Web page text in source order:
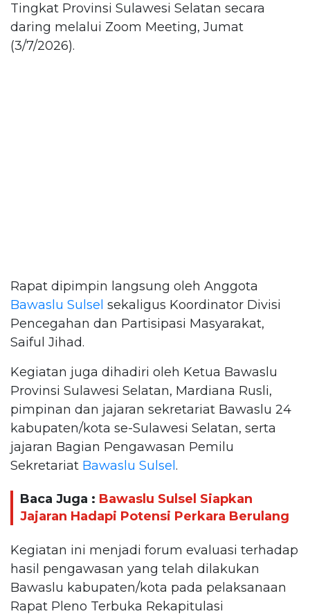
Tingkat Provinsi Sulawesi Selatan secara
daring melalui Zoom Meeting, Jumat
(3/7/2026).
Rapat dipimpin langsung oleh Anggota
Bawaslu Sulsel sekaligus Koordinator Divisi
Pencegahan dan Partisipasi Masyarakat,
Saiful Jihad.
Kegiatan juga dihadiri oleh Ketua Bawaslu
Provinsi Sulawesi Selatan, Mardiana Rusli,
pimpinan dan jajaran sekretariat Bawaslu 24
kabupaten/kota se-Sulawesi Selatan, serta
jajaran Bagian Pengawasan Pemilu
Sekretariat Bawaslu Sulsel .
Baca Juga : Bawaslu Sulsel Siapkan
Jajaran Hadapi Potensi Perkara Berulang
Kegiatan ini menjadi forum evaluasi terhadap
hasil pengawasan yang telah dilakukan
Bawaslu kabupaten/kota pada pelaksanaan
Rapat Pleno Terbuka Rekapitulasi